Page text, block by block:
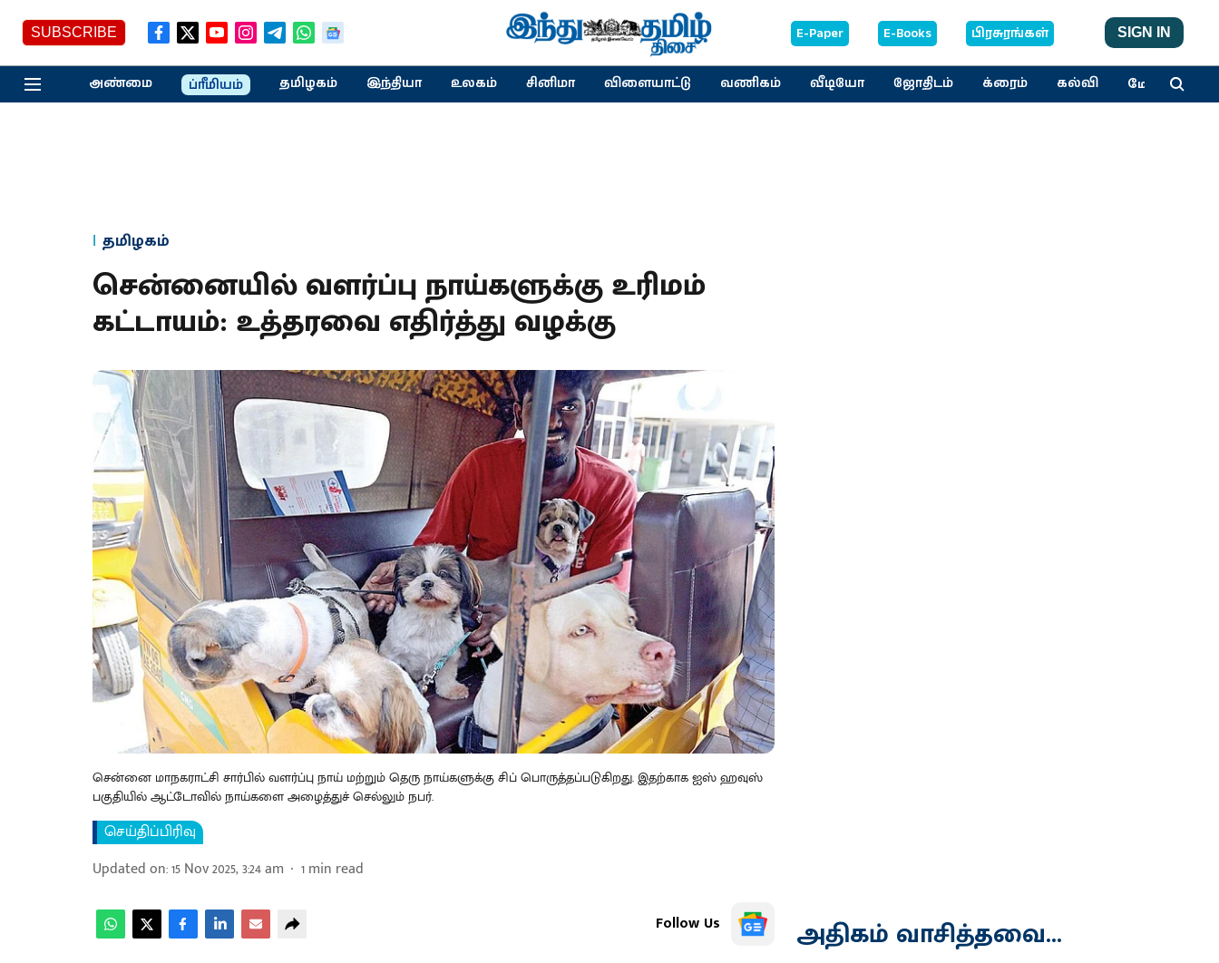
SUBSCRIBE E-Paper E-Books பிரசுரங்கள் SIGN IN
அண்மை ப்ரீமியம் தமிழகம் இந்தியா உலகம் சினிமா விளையாட்டு வணிகம் வீடியோ ஜோதிடம் க்ரைம் கல்வி மேலும்
தமிழகம்
சென்னையில் வளர்ப்பு நாய்களுக்கு உரிமம்
கட்டாயம்: உத்தரவை எதிர்த்து வழக்கு
சென்னை மாநகராட்சி சார்பில் வளர்ப்பு நாய் மற்றும் தெரு நாய்களுக்கு சிப் பொருத்தப்படுகிறது. இதற்காக ஐஸ் ஹவுஸ்
பகுதியில் ஆட்டோவில் நாய்களை அழைத்துச் செல்லும் நபர்.
செய்திப்பிரிவு
Updated on:15 Nov 2025, 3:24 am 1min read
Follow Us அதிகம் வாசித்தவை...